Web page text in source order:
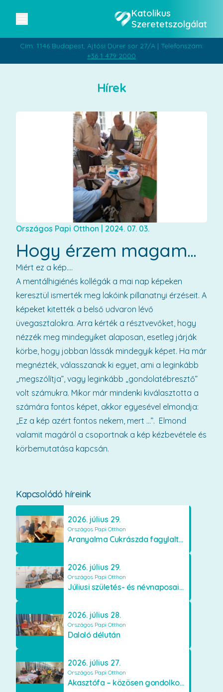
Katolikus
Szeretetszolgálat
Cím: 1146 Budapest, Ajtósi Dürer sor 27/A | Telefonszám:
+36 1 479 2000
Hírek
Kapcsolódó híreink
2026. július 29.
Országos Papi Otthon
Aranyalma Cukrászda fagylaltos meglepetés
2026. július 29.
Országos Papi Otthon
Júliusi születés- és névnaposaink
2026. július 28.
Országos Papi Otthon
Daloló délután
2026. július 27.
Országos Papi Otthon
Akasztófa – közösen gondolkodva
Országos Papi Otthon 2024. 07. 03.
Hogy érzem magam...
Miért ez a kép….
A mentálhigiénés kollégák a mai nap képeken
keresztül ismerték meg lakóink pillanatnyi érzéseit. A
képeket kitették a belső udvaron lévő
üvegasztalokra. Arra kérték a résztvevőket, hogy
nézzék meg mindegyiket alaposan, esetleg járják
körbe, hogy jobban lássák mindegyik képet. Ha már
megnézték, válasszanak ki egyet, ami a leginkább
„megszólítja”, vagy leginkább „gondolatébresztő”
volt számukra. Mikor már mindenki kiválasztotta a
számára fontos képet, akkor egyesével elmondja:
„Ez a kép azért fontos nekem, mert ...”. Elmond
valamit magáról a csoportnak a kép kézbevétele és
körbemutatása kapcsán.